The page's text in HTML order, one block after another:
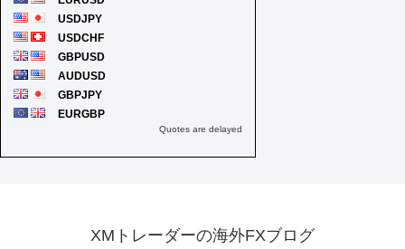
XMトレーダーの海外FXブログ